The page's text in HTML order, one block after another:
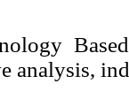
analysis,